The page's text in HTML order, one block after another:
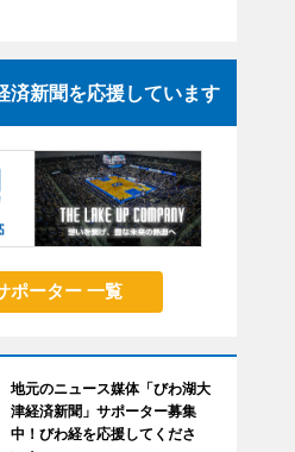
済新聞を応援しています
ポーター 一覧
地元のニュース媒体「びわ湖大
津経済新聞」サポーター募集
中！びわ経を応援してくださ